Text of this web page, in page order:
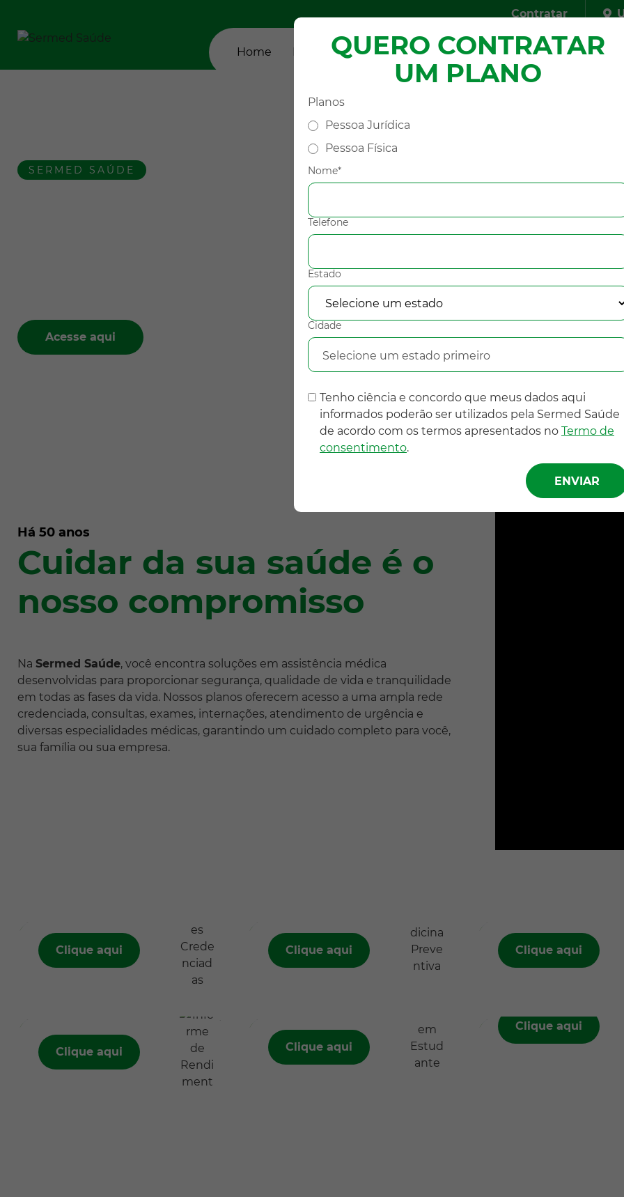
Contratar
Home Empresa Planos Redes Credenciadas FAQ
SERMED SAÚDE
Quer contratar o plano?
Acesse aqui
Há 50 anos
Cuidar da sua saúde é o
nosso compromisso
Na Sermed Saúde, você encontra soluções em assistência médica
desenvolvidas para proporcionar segurança, qualidade de vida e tranquilidade
em todas as fases da vida. Nossos planos oferecem acesso a uma ampla rede
credenciada, consultas, exames, internações, atendimento de urgência e
diversas especialidades médicas, garantindo um cuidado completo para você,
sua família ou sua empresa.
Clique aqui Clique aqui Clique aqui
Clique aqui Clique aqui
Clique aqui
QUERO CONTRATAR
UM PLANO
Planos
Pessoa Jurídica
Pessoa Física
Nome*
Telefone
Estado
Cidade
Selecione um estado primeiro
Tenho ciência e concordo que meus dados aqui
informados poderão ser utilizados pela Sermed Saúde
de acordo com os termos apresentados no Termo de
consentimento.